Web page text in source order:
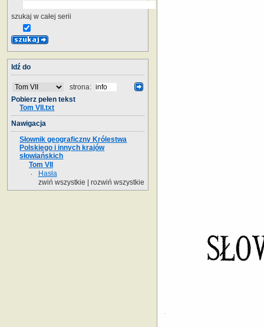
szukaj w całej serii
Idź do
strona:
Pobierz pełen tekst
Tom VII.txt
Nawigacja
Słownik geograficzny Królestwa
Polskiego i innych krajów
słowiańskich
Tom VII
Hasła
zwiń wszystkie
rozwiń wszystkie